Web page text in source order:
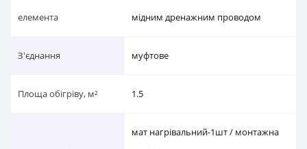
елемента
мідним дренажним проводом
З'єднання муфтове
Площа обігріву, м² 1.5
мат нагрівальний-1шт / монтажна